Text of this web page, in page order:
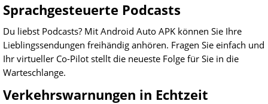
Sprachgesteuerte Podcasts
Du liebst Podcasts? Mit Android Auto APK können Sie Ihre
Lieblingssendungen freihändig anhören. Fragen Sie einfach und
Ihr virtueller Co-Pilot stellt die neueste Folge für Sie in die
Warteschlange.
Verkehrswarnungen in Echtzeit